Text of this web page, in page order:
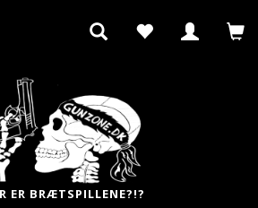
ER BRÆTSPILLENE?!?